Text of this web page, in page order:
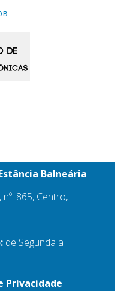
Balneária
865, Centro,
de Segunda a
Privacidade